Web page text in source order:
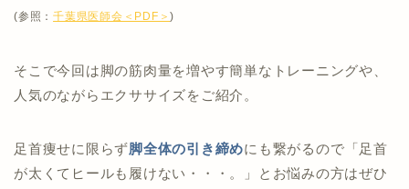
(参照：千葉県医師会＜PDF＞)
そこで今回は脚の筋肉量を増やす簡単なトレーニングや、
人気のながらエクササイズをご紹介。
足首痩せに限らず脚全体の引き締めにも繋がるので「足首
が太くてヒールも履けない・・・。」とお悩みの方はぜひ